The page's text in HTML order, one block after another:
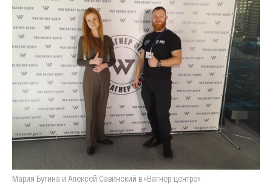
Мария Бутина и Алексей Савинский в «Вагнер-центре»